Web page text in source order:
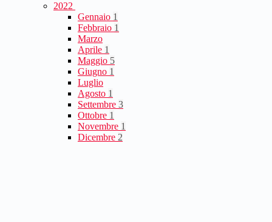
2022
Gennaio 1
Febbraio 1
Marzo
Aprile 1
Maggio 5
Giugno 1
Luglio
Agosto 1
Settembre 3
Ottobre 1
Novembre 1
Dicembre 2